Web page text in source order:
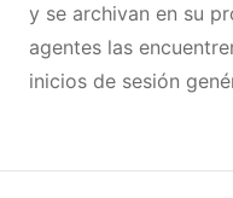
y se archivan en su
agentes las
inicios de sesión